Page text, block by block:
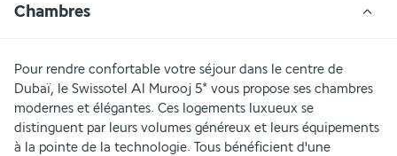
Chambres
Pour rendre confortable votre séjour dans le centre de
Dubaï, le Swissotel Al Murooj 5* vous propose ses chambres
modernes et élégantes. Ces logements luxueux se
distinguent par leurs volumes généreux et leurs équipements
à la pointe de la technologie. Tous bénéficient d'une